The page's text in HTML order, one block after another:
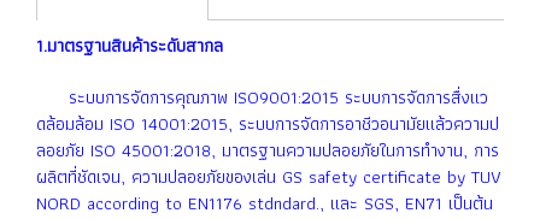
1.มาตรฐานสินค้าระดับสากล
ระบบการจัดการคุณภาพ ISO9001:2015 ระบบการจัดการสื่งเเว
ดล้อมล้อม ISO 14001:2015, ระบบการจัดการอาชีวอนามัยเเล้วความป
ลอยภัย ISO 45001:2018, มาตรฐานความปลอยภัยในการทำงาน, การ
ผลิตที่ชัดเจน, ความปลอยภัยของเล่น GS safety certificate by TUV
NORD according to EN1176 stdndard., เเละ SGS, EN71 เป็นต้น